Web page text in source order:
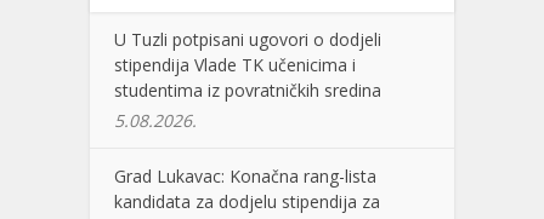
U Tuzli potpisani ugovori o dodjeli
stipendija Vlade TK učenicima i
studentima iz povratničkih sredina
5.08.2026.
Grad Lukavac: Konačna rang-lista
kandidata za dodjelu stipendija za